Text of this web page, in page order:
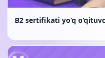
B2 sertifikati yo‘q